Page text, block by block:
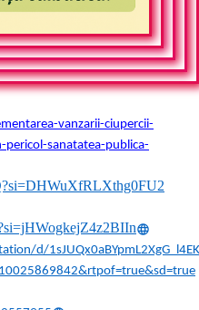
vanzarii-ciupercii-
sanatatea-publica-
d/